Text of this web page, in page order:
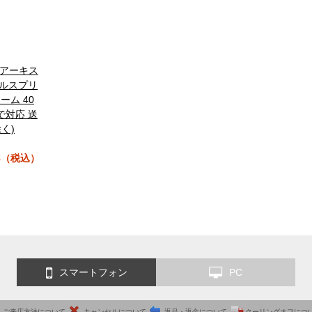
ーキス
スプリ
ム 40
対応 送
)
税込）
スマートフォン PC